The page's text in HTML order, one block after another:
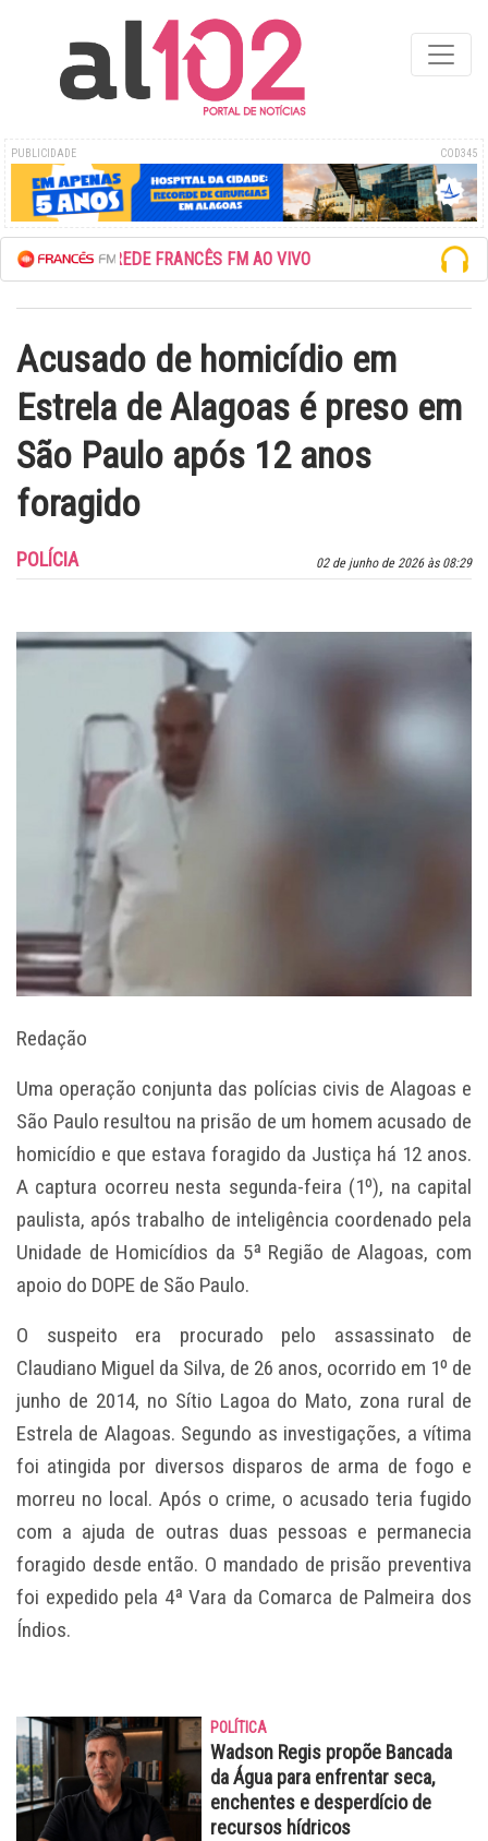
PUBLICIDADE COD345
ESCUTE A REDE FRANCÊS FM AO VIVO
Acusado de homicídio em
Estrela de Alagoas é preso em
São Paulo após 12 anos
foragido
02 de junho de 2026 às 08:29
POLÍCIA
Redação
Uma operação conjunta das polícias civis de Alagoas e
São Paulo resultou na prisão de um homem acusado de
homicídio e que estava foragido da Justiça há 12 anos.
A captura ocorreu nesta segunda-feira (1º), na capital
paulista, após trabalho de inteligência coordenado pela
Unidade de Homicídios da 5ª Região de Alagoas, com
apoio do DOPE de São Paulo.
O suspeito era procurado pelo assassinato de
Claudiano Miguel da Silva, de 26 anos, ocorrido em 1º de
junho de 2014, no Sítio Lagoa do Mato, zona rural de
Estrela de Alagoas. Segundo as investigações, a vítima
foi atingida por diversos disparos de arma de fogo e
morreu no local. Após o crime, o acusado teria fugido
com a ajuda de outras duas pessoas e permanecia
foragido desde então. O mandado de prisão preventiva
foi expedido pela 4ª Vara da Comarca de Palmeira dos
Índios.
POLÍTICA
Wadson Regis propõe Bancada
da Água para enfrentar seca,
enchentes e desperdício de
recursos hídricos